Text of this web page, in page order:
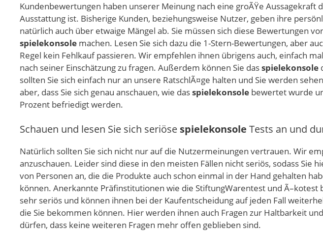
Kundenbewertungen haben unserer Meinung nach eine groÃŸe Aussagekraft
Ausstattung ist. Bisherige Kunden, beziehungsweise Nutzer, geben ihre
natürlich auch über etwaige Mängel ab. Sie müssen sich diese Bewertungen
spielekonsole machen. Lesen Sie sich dazu die 1-Stern-Bewertungen, aber
Regel kein Fehlkauf passieren. Wir empfehlen ihnen übrigens auch, einfach
nach seiner Einschätzung zu fragen. Außerdem können Sie dasspielekonsole
sollten Sie sich einfach nur an unsere RatschlÃ¤ge halten und Sie werden
aber, dass Sie sich genau anschauen, wie dasspielekonsole bewertet wurde
Prozent befriedigt werden.
Schauen und lesen Sie sich seriöse spielekonsole Tests an und
Natürlich sollten Sie sich nicht nur auf die Nutzermeinungen vertrauen. Wir
anzuschauen. Leider sind diese in den meisten Fällen nicht seriös, sodass Sie
von Personen an, die die Produkte auch schon einmal in der Hand gehalten
können. Anerkannte Präfinstitutionen wie die StiftungWarentest und Ã–kotest
sehr seriös und können ihnen bei der Kaufentscheidung auf jeden Fall
die Sie bekommen können. Hier werden ihnen auch Fragen zur Haltbarkeit
dürfen, dass keine weiteren Fragen mehr offen geblieben sind.